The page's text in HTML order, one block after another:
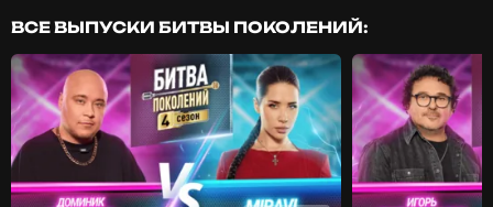
ВСЕ ВЫПУСКИ БИТВЫ ПОКОЛЕНИЙ: